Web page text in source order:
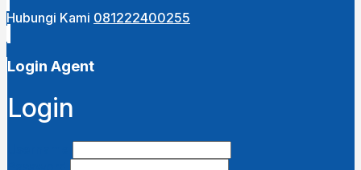
Hubungi Kami 081222400255
Login Agent
Login